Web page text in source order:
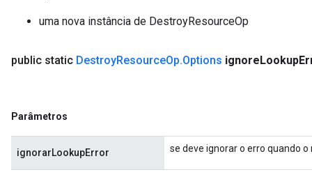
uma nova instância de DestroyResourceOp
public static DestroyResourceOp.Options ignoreLookup
Parâmetros
ignorarLookupError se deve ignorar o erro quando